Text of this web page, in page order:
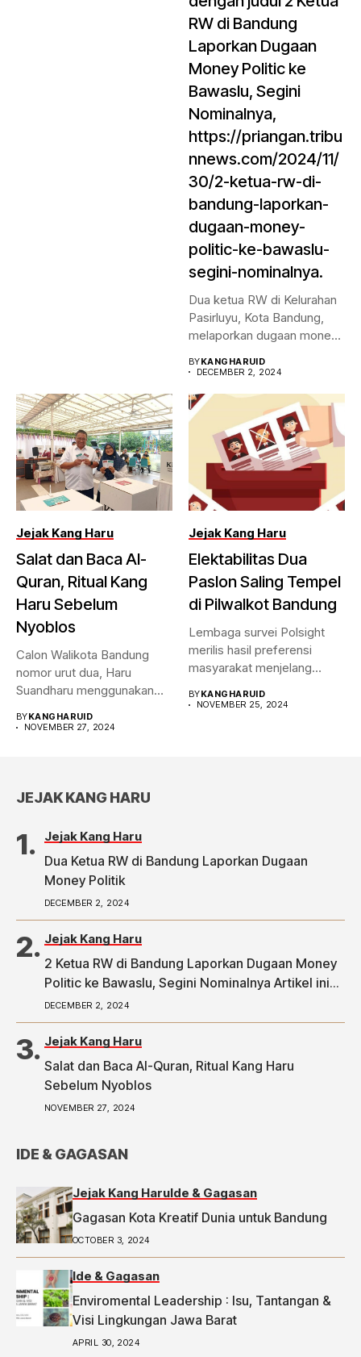
RW di Bandung
Laporkan Dugaan
Money Politic ke
Bawaslu, Segini
Nominalnya,
https://priangan.tribu
nnews.com/2024/11/
30/2-ketua-rw-di-
bandung-laporkan-
dugaan-money-
politic-ke-bawaslu-
segini-nominalnya.
Dua ketua RW di Kelurahan
Pasirluyu, Kota Bandung,
melaporkan dugaan money
BYKANGHARUID
DECEMBER 2, 2024
Jejak Kang Haru
Salat dan Baca Al-
Quran, Ritual Kang
Haru Sebelum
Nyoblos
Calon Walikota Bandung
nomor urut dua, Haru
Suandharu menggunakan
BYKANGHARUID
NOVEMBER 27, 2024
Jejak Kang Haru
Elektabilitas Dua
Paslon Saling Tempel
di Pilwalkot Bandung
Lembaga survei Polsight
merilis hasil preferensi
masyarakat menjelang
Hasilnya,...
BYKANGHARUID
NOVEMBER 25, 2024
JEJAK KANG HARU
Jejak Kang Haru
Dua Ketua RW di Bandung Laporkan Dugaan
Money Politik
DECEMBER 2, 2024
Jejak Kang Haru
2 Ketua RW di Bandung Laporkan Dugaan Money
Politic ke Bawaslu, Segini Nominalnya Artikel ini
telah tayang di Tribunpriangan.com dengan judul
2 Ketua RW di Bandung Laporkan Dugaan Money
Politic ke Bawaslu, Segini Nominalnya,
https://priangan.tribunnews.com/2024/11/30/2-
ketua-rw-di-bandung-laporkan-dugaan-money-
DECEMBER 2, 2024
Jejak Kang Haru
Salat dan Baca Al-Quran, Ritual Kang Haru
Sebelum Nyoblos
NOVEMBER 27, 2024
IDE & GAGASAN
Jejak Kang HaruIde & Gagasan
Gagasan Kota Kreatif Dunia untuk Bandung
OCTOBER 3, 2024
Ide & Gagasan
Enviromental Leadership : Isu, Tantangan &
Visi Lingkungan Jawa Barat
APRIL 30, 2024